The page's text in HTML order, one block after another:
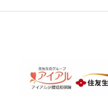
法人向け商品のご案内